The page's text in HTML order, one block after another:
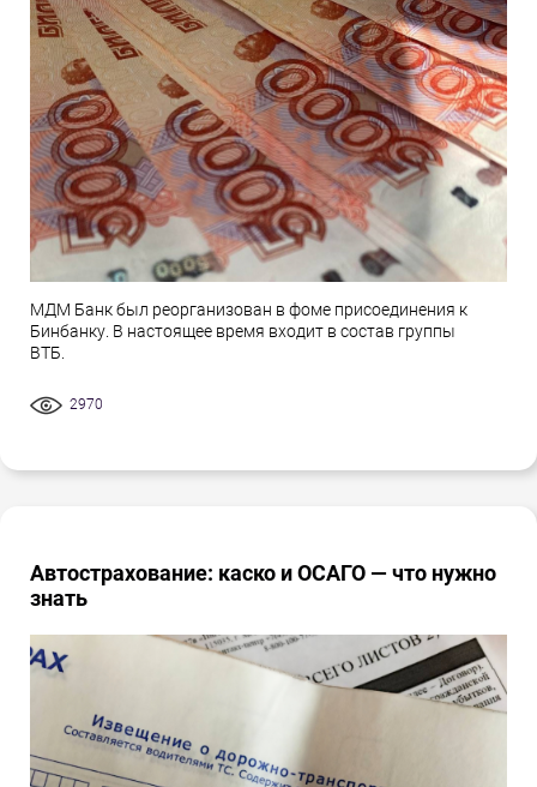
МДМ Банк был реорганизован в фоме присоединения к
Бинбанку. В настоящее время входит в состав группы
ВТБ.
2970
Автострахование: каско и ОСАГО — что нужно
знать